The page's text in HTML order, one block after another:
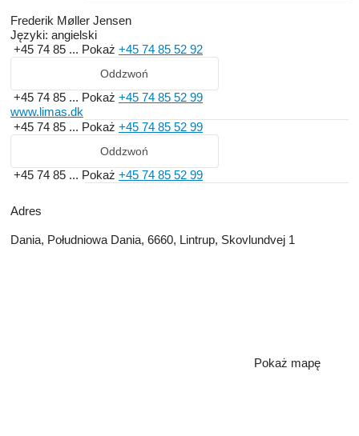
Frederik Møller Jensen
Języki: angielski
+45 74 85 ... Pokaż +45 74 85 52 92
Oddzwoń
+45 74 85 ... Pokaż +45 74 85 52 99
www.limas.dk
+45 74 85 ... Pokaż +45 74 85 52 99
Oddzwoń
+45 74 85 ... Pokaż +45 74 85 52 99
Adres
Dania, Południowa Dania, 6660, Lintrup, Skovlundvej 1
Pokaż mapę